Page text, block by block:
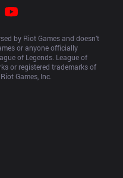
by Riot Games and doesn’t
or anyone officially
of Legends. League of
or registered trademarks of
Games, Inc.